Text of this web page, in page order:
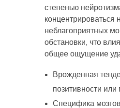
степенью
концентрироваться
неблагоприятных
обстановки, что
общее ощущение
Врожденная
позитивности или
Специфика